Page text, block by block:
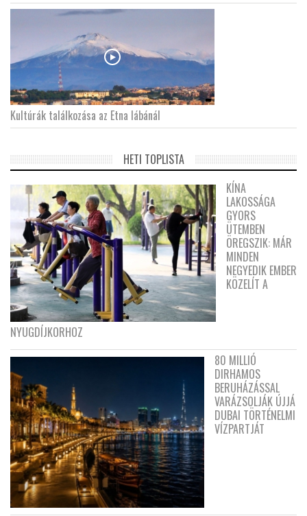
Kultúrák találkozása az Etna lábánál
HETI TOPLISTA
KÍNA
LAKOSSÁGA
GYORS
ÜTEMBEN
ÖREGSZIK: MÁR
MINDEN
NEGYEDIK EMBER
KÖZELÍT A
NYUGDÍJKORHOZ
80 MILLIÓ
DIRHAMOS
BERUHÁZÁSSAL
VARÁZSOLJÁK ÚJJÁ
DUBAI TÖRTÉNELMI
VÍZPARTJÁT